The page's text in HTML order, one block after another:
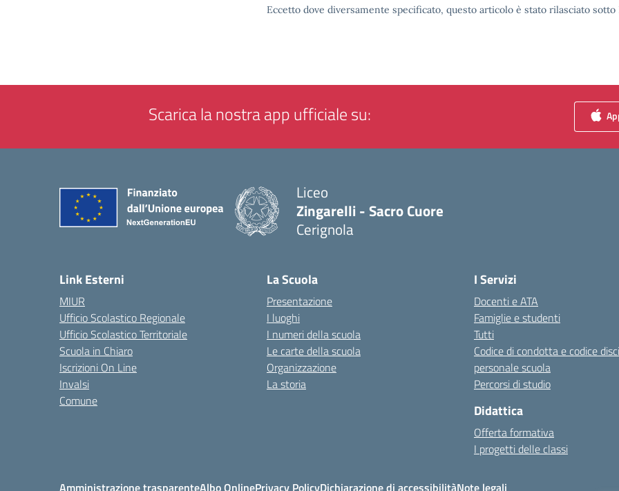
Eccetto dove diversamente specificato, questo articolo è stato rilasciato
Scarica la nostra app ufficiale su:
Liceo
Zingarelli - Sacro Cuore
Cerignola
Link Esterni
MIUR
Ufficio Scolastico Regionale
Ufficio Scolastico Territoriale
Scuola in Chiaro
Iscrizioni On Line
Invalsi
Comune
La Scuola
Presentazione
I luoghi
I numeri della scuola
Le carte della scuola
Organizzazione
La storia
I Servizi
Docenti e ATA
Famiglie e studenti
Tutti
Codice di condotta e codice
personale scuola
Percorsi di studio
Didattica
Offerta formativa
I progetti delle classi
Amministrazione trasparenteAlbo OnlinePrivacy PolicyDichiarazione di accessibilitàNote legali